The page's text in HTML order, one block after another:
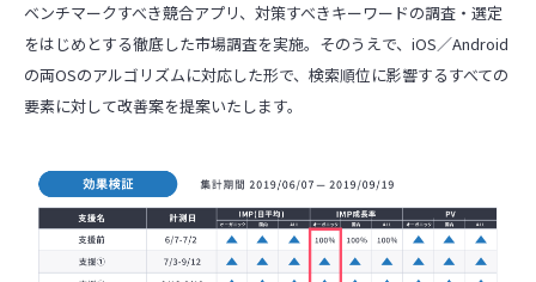
ベンチマークすべき競合アプリ、対策すべきキーワードの調査・選定
をはじめとする徹底した市場調査を実施。そのうえで、iOS／Android
の両OSのアルゴリズムに対応した形で、検索順位に影響するすべての
要素に対して改善案を提案いたします。